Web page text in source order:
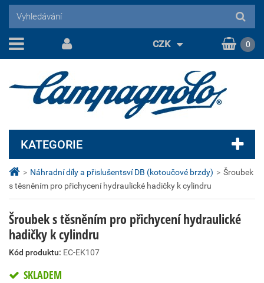
> Náhradní díly a přislušentsví DB (kotoučové brzdy) > Šroubek
s těsněním pro přichycení hydraulické hadičky k cylindru
Šroubek s těsněním pro přichycení hydraulické
hadičky k cylindru
Kód produktu: EC-EK107
SKLADEM
KATEGORIE
CZK 0